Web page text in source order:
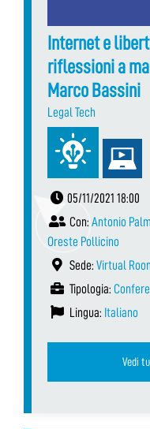
Internet e
riflessioni a
Marco Bassini
Legal Tech
05/11/2021 18:00
Con: Antonio
Oreste Pollicino
Sede: Virtual
Tipologia:
Lingua: Italiano
Vedi